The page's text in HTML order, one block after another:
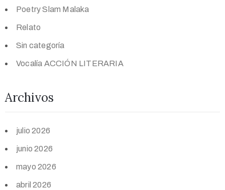
Poetry Slam Malaka
Relato
Sin categoría
Vocalía ACCIÓN LITERARIA
Archivos
julio 2026
junio 2026
mayo 2026
abril 2026